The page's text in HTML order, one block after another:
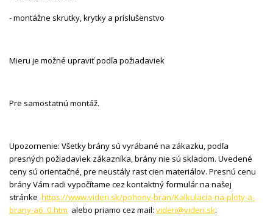
- montážne skrutky, krytky a príslušenstvo
Mieru je možné upraviť podľa požiadaviek
Pre samostatnú montáž.
Upozornenie: Všetky brány sú vyrábané na zákazku, podľa
presných požiadaviek zákazníka, brány nie sú skladom. Uvedené
ceny sú orientačné, pre neustály rast cien materiálov. Presnú cenu
brány Vám radi vypočítame cez kontaktný formulár na našej
stránke https://www.videri.sk/pohony-bran/Kalkulacia-na-ploty-a-
brany-a6_0.htm alebo priamo cez mail: videri@videri.sk.